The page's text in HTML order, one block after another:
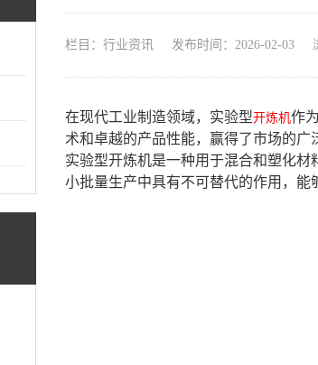
栏目：行业资讯 发布时间：2026-02-03
在现代工业制造领域，实验型开炼机作
术和卓越的产品性能，赢得了市场的广
实验型开炼机是一种用于混合和塑化
小批量生产中具有不可替代的作用，能